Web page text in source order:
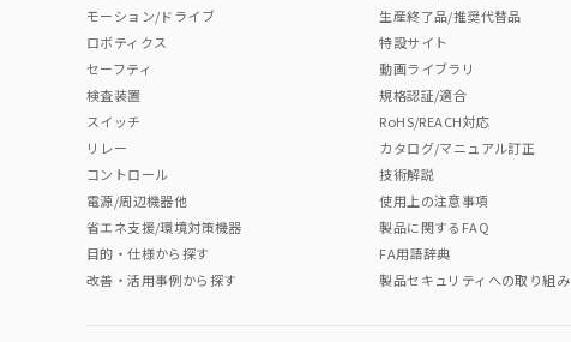
モーション/ドライブ
ロボティクス
セーフティ
検査装置
スイッチ
リレー
コントロール
電源/周辺機器他
省エネ支援/環境対策機器
目的・仕様から探す
改善・活用事例から探す
生産終了品/推奨代替品
特設サイト
動画ライブラリ
規格認証/適合
RoHS/REACH対応
カタログ/マニュアル訂正
技術解説
使用上の注意事項
製品に関するFAQ
FA用語辞典
製品セキュリティへの取り組み